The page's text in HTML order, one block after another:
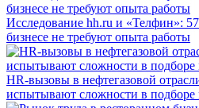
Исследование hh.ru и «Телфин»:
бизнесе не требуют опыта работы
HR-вызовы в нефтегазовой
испытывают сложности в подборе